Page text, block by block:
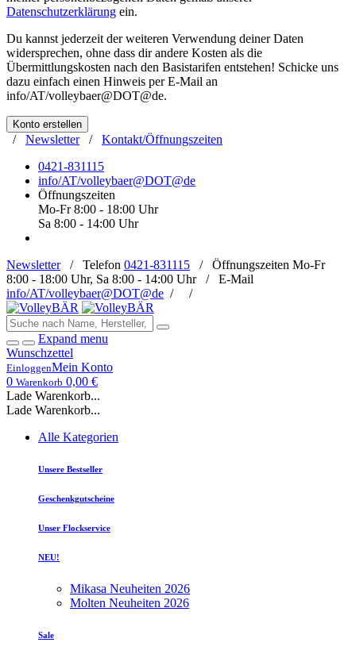
Datenschutzerklärung ein.
Du kannst jederzeit der weiteren Verwendung deiner Daten
widersprechen, ohne dass dir andere Kosten als die
Übermittlungskosten nach den Basistarifen entstehen! Schicke uns
dazu einfach einen Hinweis per E-Mail an
info/AT/volleybaer@DOT@de.
Konto erstellen
/ Newsletter/ Kontakt/Öffnungszeiten
0421-831115
info/AT/volleybaer@DOT@de
Öffnungszeiten
Mo-Fr 8:00 - 18:00 Uhr
Sa 8:00 - 14:00 Uhr
Newsletter/ Telefon 0421-831115 / Öffnungszeiten Mo-Fr
8:00 - 18:00 Uhr, Sa 8:00 - 14:00 Uhr / E-Mail
info/AT/volleybaer@DOT@de / /
Expand menu
Wunschzettel
EinloggenMein Konto
0 Warenkorb 0,00 €
Lade Warenkorb...
Lade Warenkorb...
Alle Kategorien
Unsere Bestseller
Geschenkgutscheine
Unser Flockservice
NEU!
Mikasa Neuheiten 2026
Molten Neuheiten 2026
Sale